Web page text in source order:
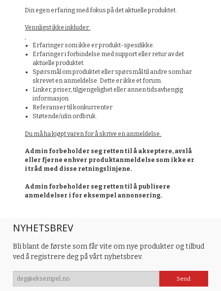
Din egen erfaring med fokus på det aktuelle produktet.
Vennligst ikke inkluder:
Erfaringer som ikke er produkt-spesifikke.
Erfaringer i forbindelse med support eller retur av det
aktuelle produktet.
Spørsmål om produktet eller spørsmål til andre som har
skrevet en anmeldelse. Dette er ikke et forum.
Linker, priser, tilgjengelighet eller annen tidsavhengig
informasjon.
Referanser til konkurrenter
Støtende/ufin ordbruk.
Du må ha kjøpt varen for å skrive en anmeldelse.
Admin forbeholder seg retten til å akseptere, avslå
eller fjerne enhver produktanmeldelse som ikke er
i tråd med disse retningslinjene.
Admin forbeholder seg retten til å publisere
anmeldelser i for eksempel annonsering.
NYHETSBREV
Bli blant de første som får vite om nye produkter og tilbud
ved å registrere deg på vårt nyhetsbrev.